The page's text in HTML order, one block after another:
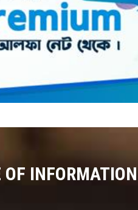
INFORMATION